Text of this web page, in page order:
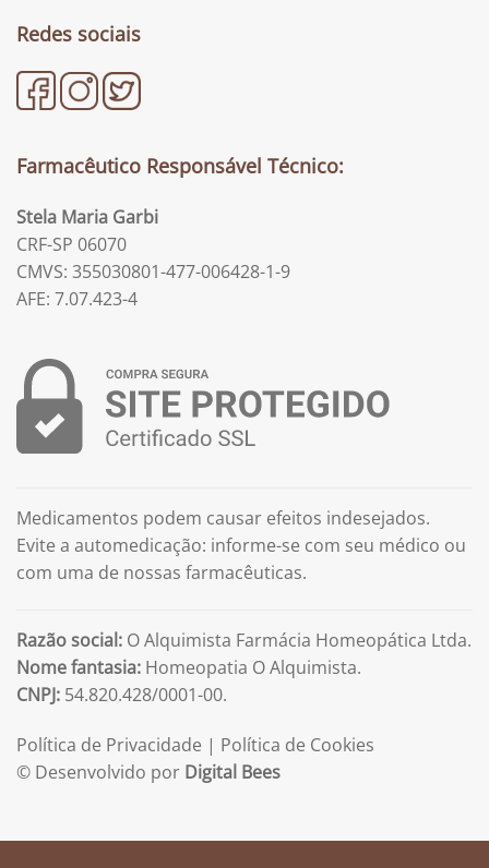
Redes sociais
Farmacêutico Responsável Técnico:
Stela Maria Garbi
CRF-SP 06070
CMVS: 355030801-477-006428-1-9
AFE: 7.07.423-4
Medicamentos podem causar efeitos indesejados.
Evite a automedicação: informe-se com seu médico ou
com uma de nossas farmacêuticas.
Razão social: O Alquimista Farmácia Homeopática Ltda.
Nome fantasia: Homeopatia O Alquimista.
CNPJ: 54.820.428/0001-00.
Política de Privacidade | Política de Cookies
© Desenvolvido por Digital Bees